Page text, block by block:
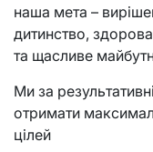
наша мета –
дитинство, здорова
та щасливе
Ми за
отримати
цілей